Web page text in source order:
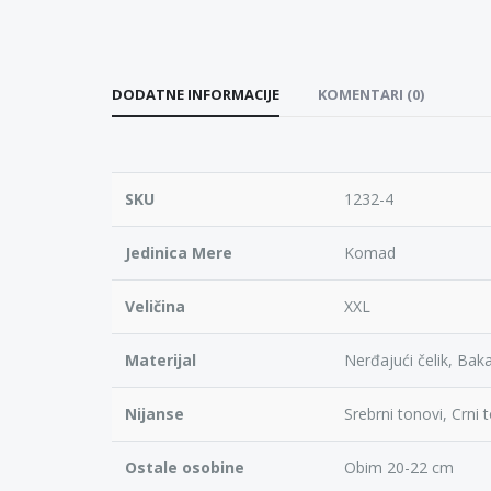
DODATNE INFORMACIJE KOMENTARI (0)
SKU 1232-4
Jedinica Mere Komad
Veličina XXL
Materijal Nerđajući čelik,
Nijanse Srebrni tonovi, Crni
Ostale osobine Obim 20-22 cm